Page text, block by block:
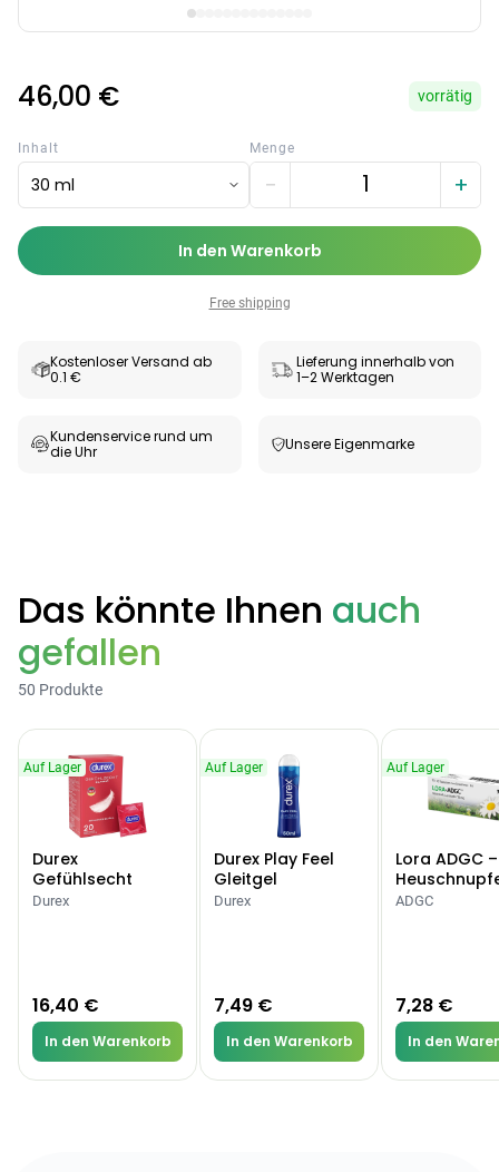
Categories
Testzentrum Sanitätshaus
Products
Linola Forte
pH-Wert-
Stabilisierung
12,89 € 17,47 €
ARZNEIMITTEL & GESUNDHEIT
Hametum
& Juckreiz
Nach Marke kaufen
46,00 € vorrätig
Inhalt
30 ml
Menge
− +
In den Warenkorb
Free shipping
Kostenloser Versand ab
0.1 €
Lieferung innerhalb von
1–2 Werktagen
Kundenservice rund um
die Uhr
Unsere Eigenmarke
Das könnte Ihnen auch
gefallen
50 Produkte
Auf Lager
Durex
Gefühlsecht
Classic Kondome
Durex
16,40 €
In den Warenkorb
Auf Lager
Durex Play Feel
Gleitgel
Durex
7,49 €
In den Warenkorb
Auf Lager
Lora ADGC
Allergien
ADGC
7,28 €
In den